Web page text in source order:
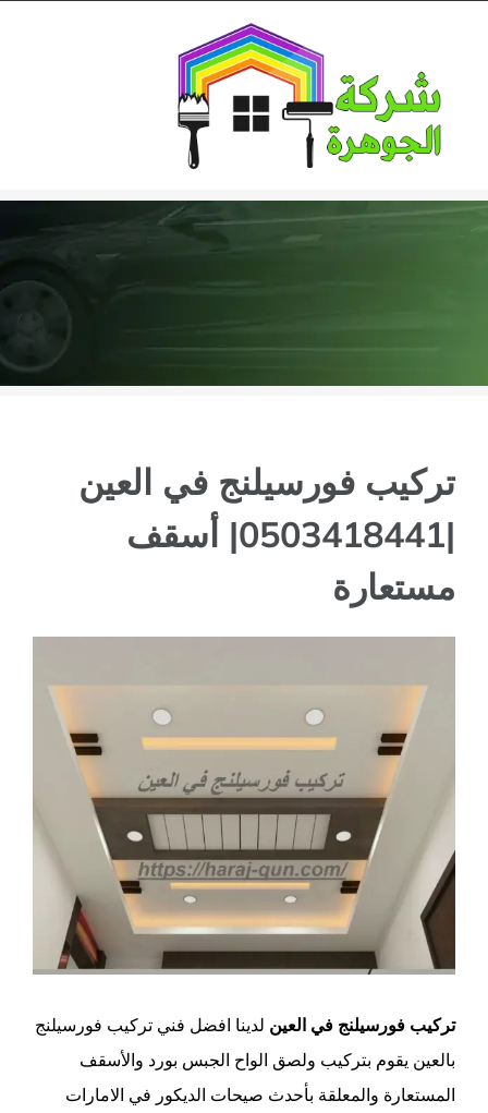
content
تركيب فورسيلنج في العين
|0503418441| أسقف
مستعارة
صورة
تركيب فورسيلنج في العين لدينا افضل فني تركيب فورسيلنج
بالعين يقوم بتركيب ولصق الواح الجبس بورد والأسقف
المستعارة والمعلقة بأحدث صيحات الديكور في الامارات